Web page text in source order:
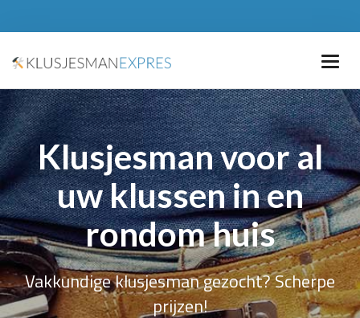
Klusjesman voor al
uw klussen in en
rondom huis
Vakkundige klusjesman gezocht? Scherpe
prijzen!